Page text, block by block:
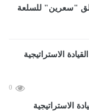
"سعرين" للسلعة
0
الاستراتيجية